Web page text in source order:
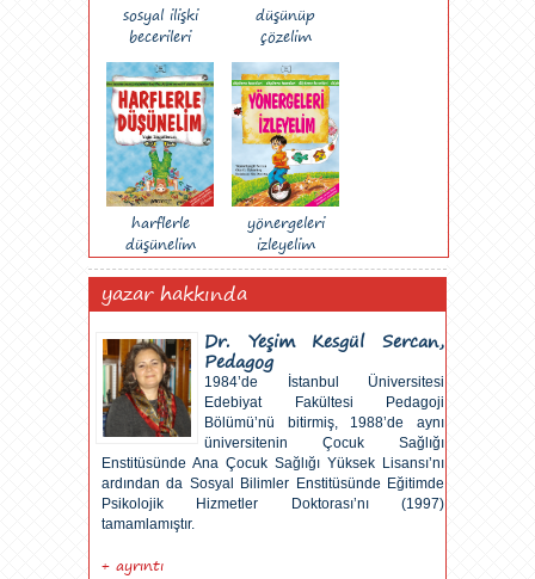
sosyal ilişki
becerileri
düşünüp
çözelim
harflerle
düşünelim
yönergeleri
izleyelim
yazar hakkında
Dr. Yeşim Kesgül Sercan,
Pedagog
1984’de İstanbul Üniversitesi
Edebiyat Fakültesi Pedagoji
Bölümü’nü bitirmiş, 1988’de aynı
üniversitenin Çocuk Sağlığı
Enstitüsünde Ana Çocuk Sağlığı Yüksek Lisansı’nı
ardından da Sosyal Bilimler Enstitüsünde Eğitimde
Psikolojik Hizmetler Doktorası’nı (1997)
tamamlamıştır.
+ ayrıntı